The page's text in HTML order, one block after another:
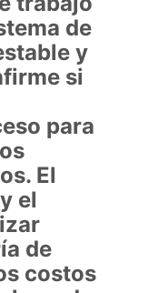
de
y
si
para
El
el
de
costos